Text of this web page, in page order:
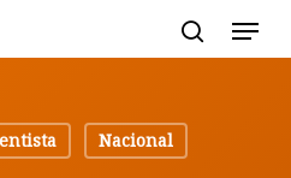
Nacional